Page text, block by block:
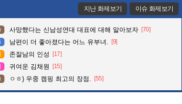
지난 화제보기 이슈 화제보기
사망했다는 신남성연대 대표에 대해 알아보자 [70]
남편이 더 좋아졌다는 어느 유부녀. [9]
존잘남의 인성 [17]
귀여운 김채원 [15]
ㅇㅎ) 우중 캠핑 최고의 장점. [55]